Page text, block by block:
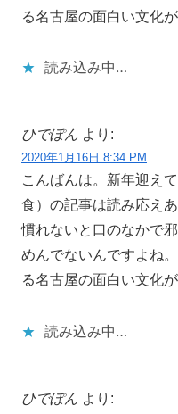
る名古屋の面白い文化が
読み込み中…
ひでぽん より:
2020年1月16日 8:34 PM
こんばんは。新年迎え
食）の記事は読み応え
慣れないと口のなかで
めんでないんですよね
る名古屋の面白い文化が
読み込み中…
ひでぽん より: